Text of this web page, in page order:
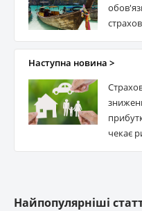
Наступна новина >
чекає
Найпопулярніші